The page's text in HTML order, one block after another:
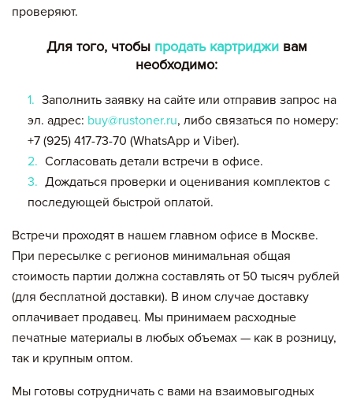
проверяют.
Для того, чтобы продать картридживам
необходимо:
Заполнить заявку на сайте или отправив запрос на
эл. адрес: buy@rustoner.ru, либо связаться по номеру:
+7 (925) 417-73-70 (WhatsApp и Viber).
Согласовать детали встречи в офисе.
Дождаться проверки и оценивания комплектов с
последующей быстрой оплатой.
Встречи проходят в нашем главном офисе в Москве.
При пересылке с регионов минимальная общая
стоимость партии должна составлять от 50 тысяч рублей
(для бесплатной доставки). В ином случае доставку
оплачивает продавец. Мы принимаем расходные
печатные материалы в любых объемах — как в розницу,
так и крупным оптом.
Мы готовы сотрудничать с вами на взаимовыгодных